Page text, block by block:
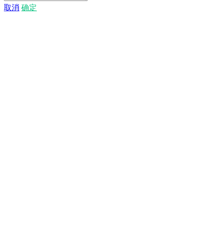
取消 确定